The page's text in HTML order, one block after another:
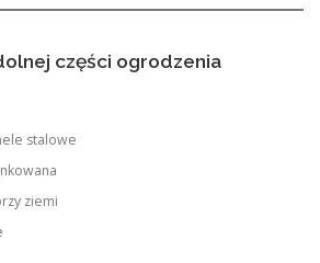
części ogrodzenia
stalowe
ziemi